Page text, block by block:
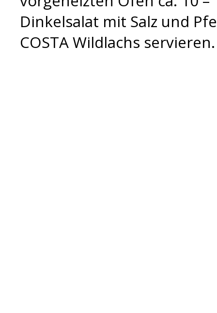
Dinkelsalat mit Salz und
COSTA Wildlachs servieren.